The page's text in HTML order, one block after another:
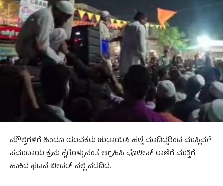
ಮೌಲ್ವಿಗಳಿಗೆ ಹಿಂದೂ ಯುವಕರು ಚುಡಾಯಿಸಿ ಹಲ್ಲೆ ಮಾಡಿದ್ದರಿಂದ ಮುಸ್ಲಿಮ್
ಸಮುದಾಯ ಕ್ರಮ ಕೈಗೊಳ್ಳುವಂತೆ ಆಗ್ರಹಿಸಿ ಪೊಲೀಸ್ ಠಾಣೆಗೆ ಮುತ್ತಿಗೆ
ಹಾಕಿದ ಘಟನೆ ಬೀದರ್ ನಲ್ಲಿ ನಡೆದಿದೆ.